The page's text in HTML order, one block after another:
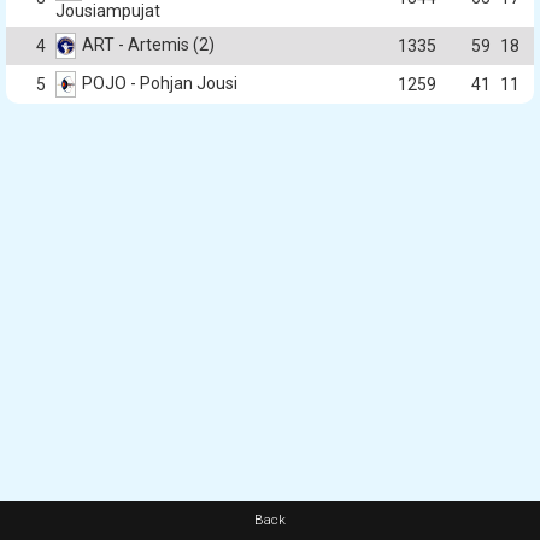
Jousiampujat
4 ART - Artemis (2) 1335 59
18
5
POJO - Pohjan Jousi 1259 41 11
Back